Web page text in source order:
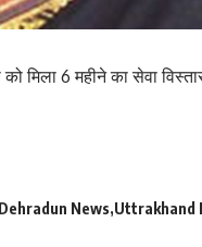
मिला 6 महीने का सेवा
Dehradun News Uttrakhand